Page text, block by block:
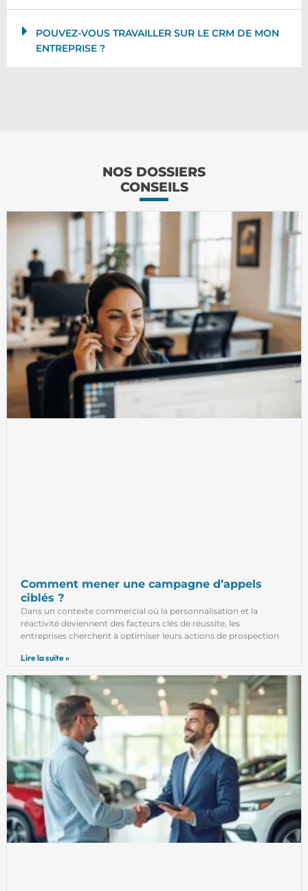
POUVEZ-VOUS TRAVAILLER SUR LE CRM DE MON
ENTREPRISE ?
NOS DOSSIERS
CONSEILS
Comment mener une campagne d’appels
ciblés ?
Dans un contexte commercial où la personnalisation et la
réactivité deviennent des facteurs clés de réussite, les
entreprises cherchent à optimiser leurs actions de prospection
Lire la suite »